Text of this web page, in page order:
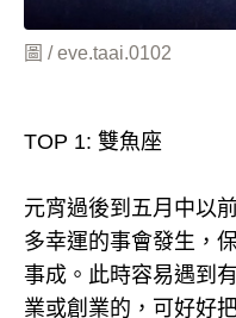
圖 / eve.taai.0102
TOP 1: 雙魚座
元宵過後到五月中以
多幸運的事會發生，
事成。此時容易遇到
業或創業的，可好好